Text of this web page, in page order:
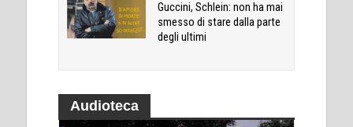
Guccini, Schlein: non ha mai
smesso di stare dalla parte
degli ultimi
Audioteca